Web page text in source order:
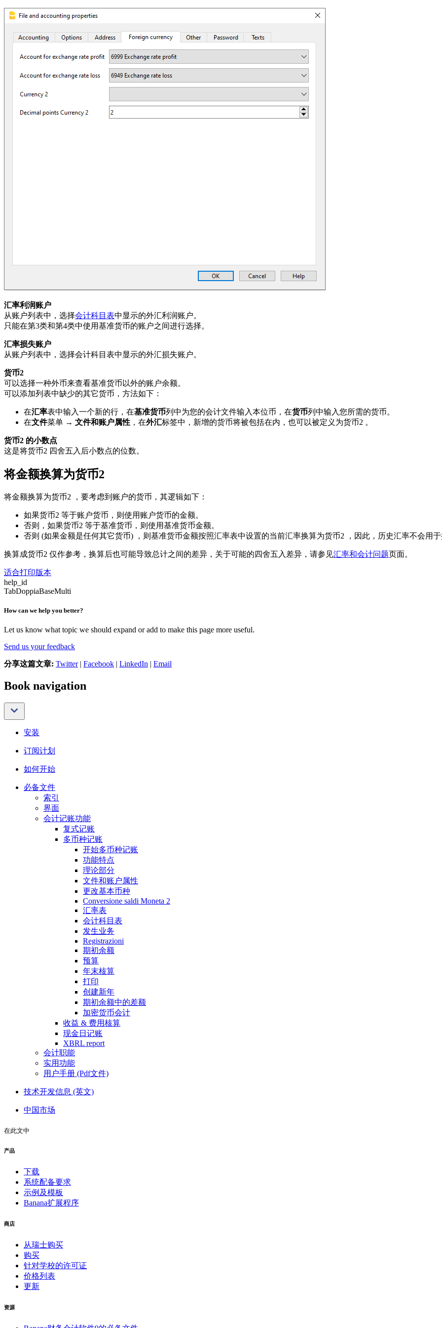
汇率利润账户
从账户列表中，选择会计科目表中显示的外汇利润账户。
只能在第3类和第4类中使用基准货币的账户之间进行选择。
汇率损失账户
从账户列表中，选择会计科目表中显示的外汇损失账户。
货币2
可以选择一种外币来查看基准货币以外的账户余额。
可以添加列表中缺少的其它货币，方法如下：
在汇率表中输入一个新的行，在基准货币列中为您的会计文件输入本位币，在货币列中输入您所需的货币。
在文件菜单 → 文件和账户属性 ，在外汇标签中，新增的货币将被包括在内，也可以被定义为货币2 。
货币2 的小数点
这是将货币2 四舍五入后小数点的位数。
将金额换算为货币2
将金额换算为货币2 ，要考虑到账户的货币，其逻辑如下：
如果货币2 等于账户货币，则使用账户货币的金额。
否则，如果货币2 等于基准货币，则使用基准货币金额。
否则 (如果金额是任何其它货币) ， 则基准货币金额按照汇率表中设置的当前汇率换算为货币2 ，因此，历史汇率不会用
换算成货币2 仅作参考，换算后也可能导致总计之间的差异，关于可能的四舍五入差异，请参见汇率和会计问题页面。
适合打印版本
help_id
TabDoppiaBaseMulti
How can we help you better?
Let us know what topic we should expand or add to make this page more useful.
Send us your feedback
分享这篇文章: Twitter| Facebook | LinkedIn | Email
Book navigation
安装
订阅计划
如何开始
必备文件
索引
界面
会计记账功能
复式记账
多币种记账
开始多币种记账
功能特点
理论部分
文件和账户属性
更改基本币种
Conversione saldi Moneta 2
汇率表
会计科目表
发生业务
Registrazioni
期初余额
预算
年末核算
打印
创建新年
期初余额中的差额
加密货币会计
收益 & 费用核算
现金日记账
XBRL report
会计职能
实用功能
用户手册 (Pdf文件)
技术开发信息 (英文)
中国市场
在此文中
产品
下载
系统配备要求
示例及模板
Banana扩展程序
商店
从瑞士购买
购买
针对学校的许可证
价格列表
更新
资源